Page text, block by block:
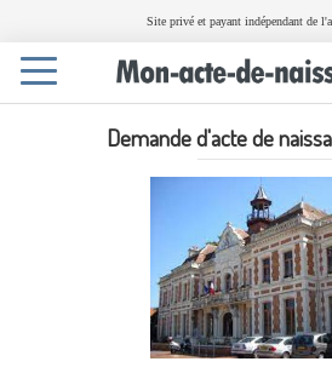
Site privé et payant indépendant de
Toggle
navigation
Demande d'acte de